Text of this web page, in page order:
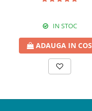
IN STOC
ADAUGA IN COS